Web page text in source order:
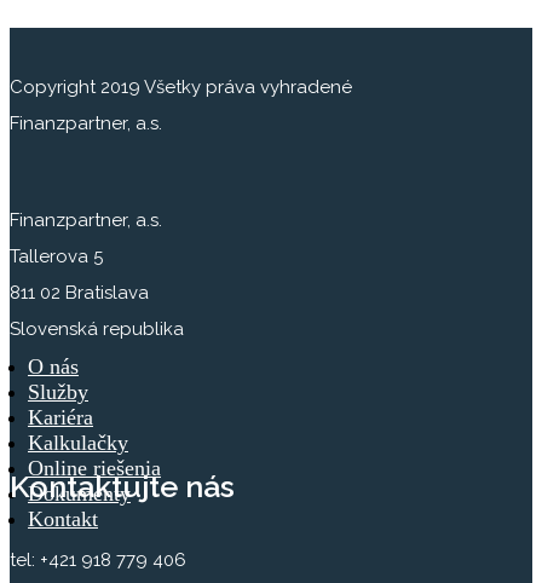
Copyright 2019 Všetky práva vyhradené
Finanzpartner, a.s.
Finanzpartner, a.s.
Tallerova 5
811 02 Bratislava
Slovenská republika
O nás
Služby
Kariéra
Kalkulačky
Online riešenia
Dokumenty
Kontakt
Kontaktujte nás
tel: +421 918 779 406